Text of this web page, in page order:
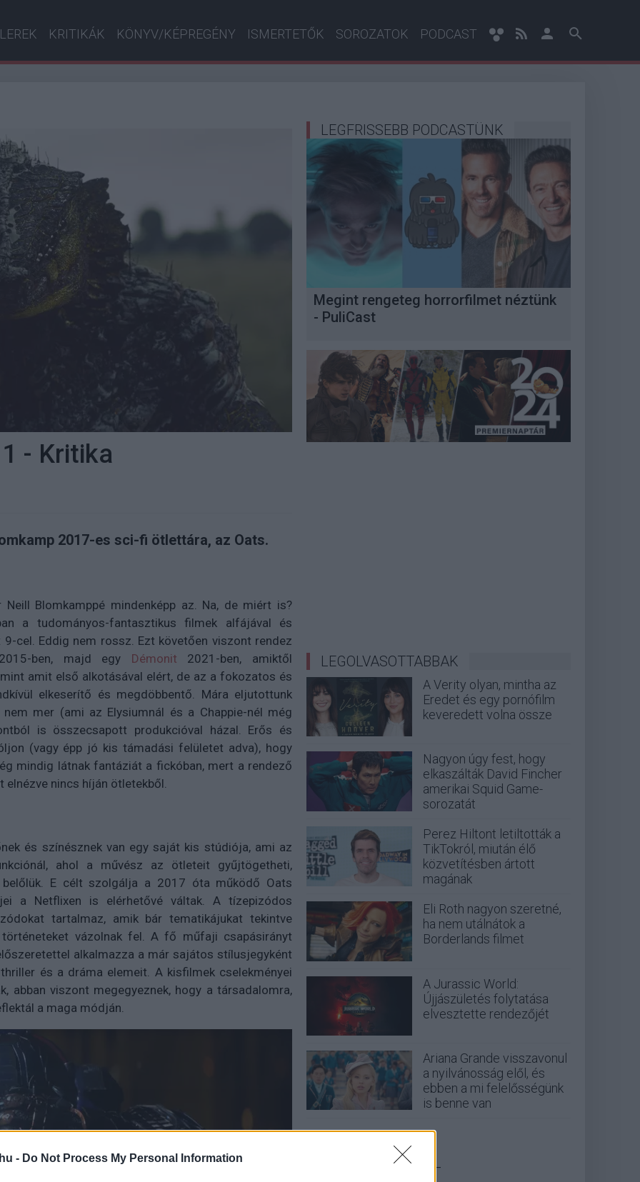
- Do Not Process My Personal Information
KRITIKÁK KÖNYV/KÉPREGÉNY ISMERTETŐK SOROZATOK PODCAST
- Kritika
2017-es sci-fi ötlettára, az Oats.
Blomkamppé mindenképp az. Na, de miért is?
a tudományos-fantasztikus filmek alfájával és
cel. Eddig nem rossz. Ezt követően viszont rendez
ben, majd egy Démonit 2021-ben, amiktől
amit első alkotásával elért, de az a fokozatos és
elkeserítő és megdöbbentő. Mára eljutottunk
mer (ami az Elysiumnál és a Chappie-nél még
is összecsapott produkcióval házal. Erős és
(vagy épp jó kis támadási felületet adva), hogy
mindig látnak fantáziát a fickóban, mert a rendező
elnézve nincs híján ötletekből.
és színésznek van egy saját kis stúdiója, ami az
ahol a művész az ötleteit gyűjtögetheti,
E célt szolgálja a 2017 óta működő Oats
a Netflixen is elérhetővé váltak. A tízepizódos
tartalmaz, amik bár tematikájukat tekintve
vázolnak fel. A fő műfaji csapásirányt
alkalmazza a már sajátos stílusjegyként
és a dráma elemeit. A kisfilmek cselekményei
abban viszont megegyeznek, hogy a társadalomra,
a maga módján.
LEGFRISSEBB PODCASTÜNK
Megint rengeteg horrorfilmet néztünk
- PuliCast
LEGOLVASOTTABBAK
A Verity olyan, mintha az
Eredet és egy pornófilm
keveredett volna össze
Nagyon úgy fest, hogy
elkaszálták David Fincher
amerikai Squid Game-
sorozatát
Perez Hiltont letiltották a
TikTokról, miután élő
közvetítésben ártott
magának
Eli Roth nagyon szeretné,
ha nem utálnátok a
Borderlands filmet
A Jurassic World:
Újjászületés folytatása
elvesztette rendezőjét
Ariana Grande visszavonul
a nyilvánosság elől, és
ebben a mi felelősségünk
is benne van